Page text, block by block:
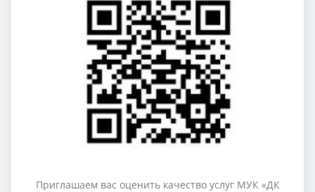
Приглашаем вас оценить качество услуг МУК «ДК